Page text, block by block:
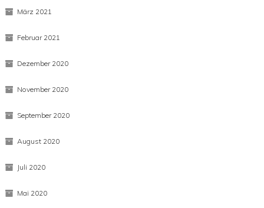
März 2021
Februar 2021
Dezember 2020
November 2020
September 2020
August 2020
Juli 2020
Mai 2020